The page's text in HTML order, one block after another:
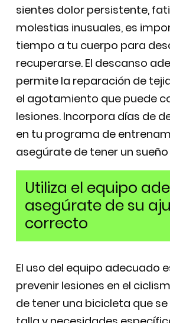
sientes dolor persistente,
molestias inusuales, es
tiempo a tu cuerpo para
recuperarse. El descanso
permite la reparación de
el agotamiento que puede
lesiones. Incorpora días de
en tu programa de
asegúrate de tener un
Utiliza el equipo
asegúrate de su
correcto
El uso del equipo adecuado
prevenir lesiones en el
de tener una bicicleta que